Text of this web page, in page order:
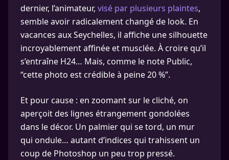
dernier, l’animateur, visé par plusieurs plaintes,
semble avoir radicalement changé de look. En
vacances aux Seychelles, il affiche une silhouette
incroyablement affinée et musclée. À croire qu’il
s’entraîne H24… Mais, comme le note Public,
“cette photo est crédible à peine 20 %”.
Et pour cause : en zoomant sur le cliché, on
aperçoit des lignes étrangement gondolées
dans le décor. Un palmier qui se tord, un mur
qui ondule… autant d’indices qui trahissent un
coup de Photoshop un peu trop pressé.